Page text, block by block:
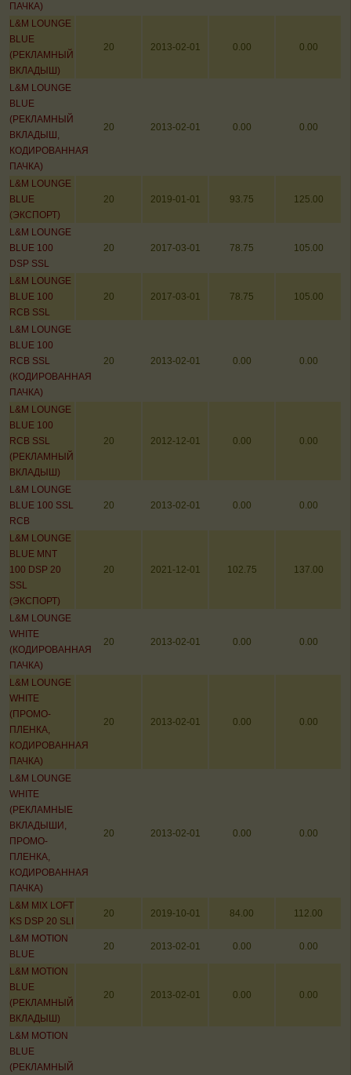
ПАЧКА)
L&M LOUNGE
BLUE
(РЕКЛАМНЫЙ
ВКЛАДЫШ)
20 2013-02-01 0.00 0.00
L&M LOUNGE
BLUE
(РЕКЛАМНЫЙ
ВКЛАДЫШ,
КОДИРОВАННАЯ
ПАЧКА)
20 2013-02-01 0.00 0.00
L&M LOUNGE
BLUE
(ЭКСПОРТ)
20 2019-01-01 93.75 125.00
L&M LOUNGE
BLUE 100
DSP SSL
20 2017-03-01 78.75 105.00
L&M LOUNGE
BLUE 100
RCB SSL
20 2017-03-01 78.75 105.00
L&M LOUNGE
BLUE 100
RCB SSL
(КОДИРОВАННАЯ
ПАЧКА)
20 2013-02-01 0.00 0.00
L&M LOUNGE
BLUE 100
RCB SSL
(РЕКЛАМНЫЙ
ВКЛАДЫШ)
20 2012-12-01 0.00 0.00
L&M LOUNGE
BLUE 100 SSL
RCB
20 2013-02-01 0.00 0.00
L&M LOUNGE
BLUE MNT
100 DSP 20
SSL
(ЭКСПОРТ)
20 2021-12-01 102.75 137.00
L&M LOUNGE
WHITE
(КОДИРОВАННАЯ
ПАЧКА)
20 2013-02-01 0.00 0.00
L&M LOUNGE
WHITE
(ПРОМО-
ПЛЕНКА,
КОДИРОВАННАЯ
ПАЧКА)
20 2013-02-01 0.00 0.00
L&M LOUNGE
WHITE
(РЕКЛАМНЫЕ
ВКЛАДЫШИ,
ПРОМО-
ПЛЕНКА,
КОДИРОВАННАЯ
ПАЧКА)
20 2013-02-01 0.00 0.00
L&M MIX LOFT
KS DSP 20 SLI
20 2019-10-01 84.00 112.00
L&M MOTION
BLUE
20 2013-02-01 0.00 0.00
L&M MOTION
BLUE
(РЕКЛАМНЫЙ
ВКЛАДЫШ)
20 2013-02-01 0.00 0.00
L&M MOTION
BLUE
(РЕКЛАМНЫЙ